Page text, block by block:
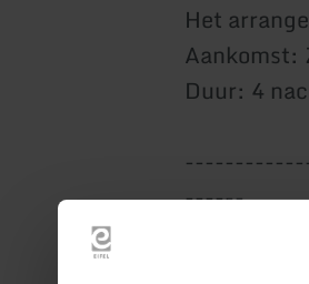
Het
Aankomst:
Duur: 4
------